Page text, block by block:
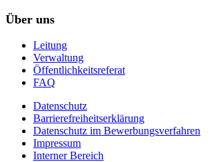
Über uns
Leitung
Verwaltung
Öffentlichkeitsreferat
FAQ
Datenschutz
Barrierefreiheitserklärung
Datenschutz im Bewerbungsverfahren
Impressum
Interner Bereich